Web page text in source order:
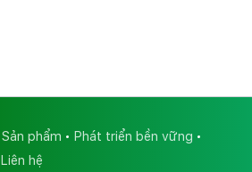
Sản phẩm
Phát triển bền vững
Liên hệ